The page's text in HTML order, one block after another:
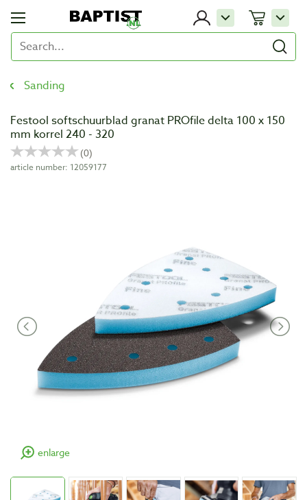
Sanding
Festool softschuurblad granat PROfile delta 100 x 150
mm korrel 240 - 320
article number: 12059177
enlarge